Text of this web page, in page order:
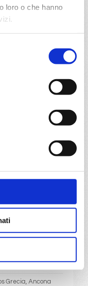
loro o che hanno
Grecia, Ancona